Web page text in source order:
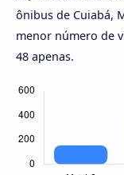
ônibus de Cuiabá,
menor número de
48 apenas.